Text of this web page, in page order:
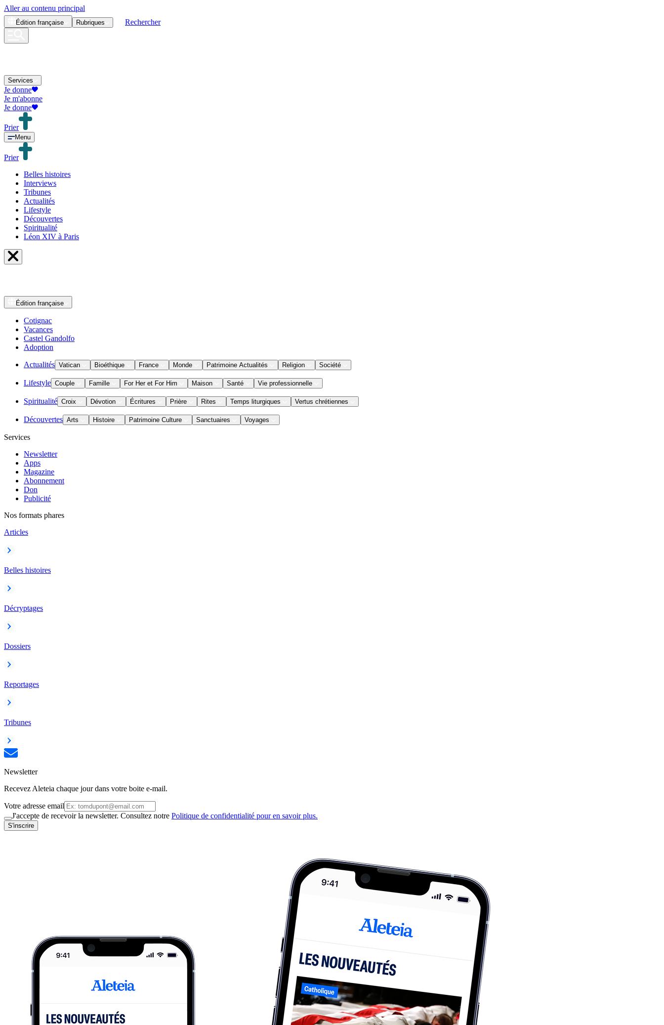
Aller au contenu principal
Édition française Rubriques Rechercher
Services
Je donne
Je m'abonne
Je donne
Prier
Menu
Prier
Belles histoires
Interviews
Tribunes
Actualités
Lifestyle
Découvertes
Spiritualité
Léon XIV à Paris
Édition française
Cotignac
Vacances
Castel Gandolfo
Adoption
Actualités Vatican Bioéthique France Monde Patrimoine Actualités Religion Société
Lifestyle Couple Famille For Her et For Him Maison Santé Vie professionnelle
Spiritualité Croix Dévotion Écritures Prière Rites Temps liturgiques Vertus chrétiennes
Découvertes Arts Histoire Patrimoine Culture Sanctuaires Voyages
Services
Newsletter
Apps
Magazine
Abonnement
Don
Publicité
Nos formats phares
Articles
Belles histoires
Décryptages
Dossiers
Reportages
Tribunes
Newsletter
Recevez Aleteia chaque jour dans votre boite e-mail.
Votre adresse email
J'accepte de recevoir la newsletter. Consultez notre Politique de confidentialité pour en savoir plus.
S'inscrire